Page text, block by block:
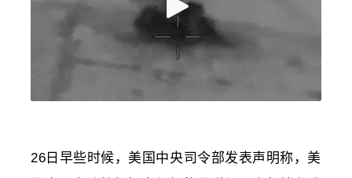
26日早些时候，美国中央司令部发表声明称，美